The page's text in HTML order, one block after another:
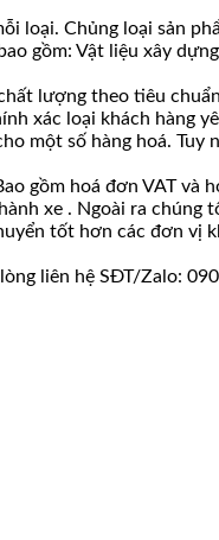
Chủng loại sản
gồm: Vật liệu xây
lượng theo tiêu
xác loại khách hàng
một số hàng hoá.
gồm hoá đơn VAT và
xe . Ngoài ra
tốt hơn các đơn vị
liên hệ SĐT/Zalo: